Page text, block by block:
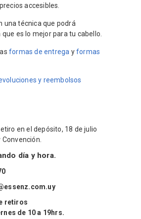
accesibles.
una técnica que podrá
es lo mejor para tu cabello.
formas de entrega yformas
y reembolsos
en el depósito, 18 de julio
día y hora.
retiros
de 10 a 19hrs.